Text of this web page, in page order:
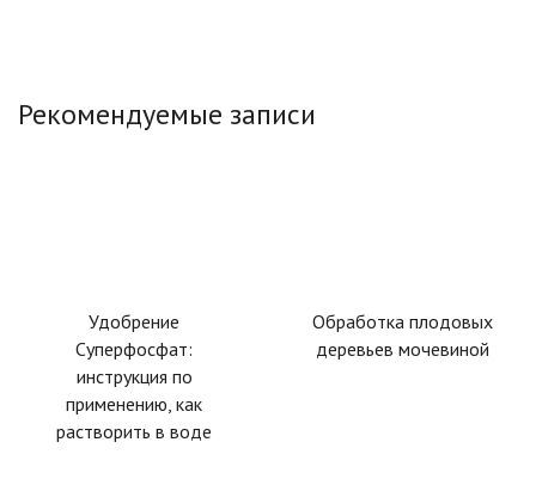
Рекомендуемые записи
Удобрение
Суперфосфат:
инструкция по
применению, как
растворить в воде
Обработка плодовых
деревьев мочевиной